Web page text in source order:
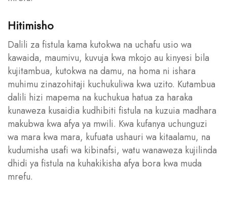
Hitimisho
Dalili za fistula kama kutokwa na uchafu usio wa
kawaida, maumivu, kuvuja kwa mkojo au kinyesi bila
kujitambua, kutokwa na damu, na homa ni ishara
muhimu zinazohitaji kuchukuliwa kwa uzito. Kutambua
dalili hizi mapema na kuchukua hatua za haraka
kunaweza kusaidia kudhibiti fistula na kuzuia madhara
makubwa kwa afya ya mwili. Kwa kufanya uchunguzi
wa mara kwa mara, kufuata ushauri wa kitaalamu, na
kudumisha usafi wa kibinafsi, watu wanaweza kujilinda
dhidi ya fistula na kuhakikisha afya bora kwa muda
mrefu.